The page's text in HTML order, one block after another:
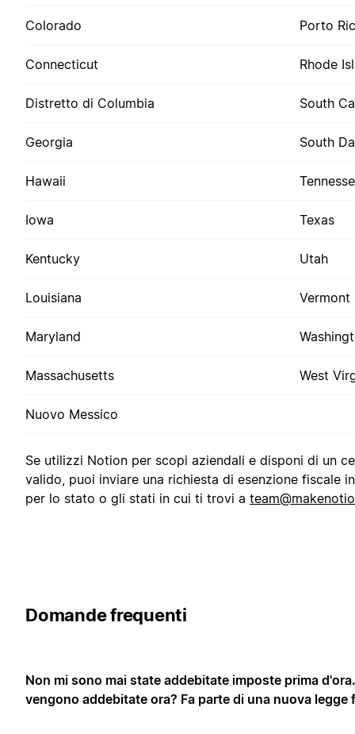
Colorado Porto
Connecticut Rhode
Distretto di Columbia South
Georgia South
Hawaii
Iowa Texas
Kentucky Utah
Louisiana Vermont
Maryland
Massachusetts West
Nuovo Messico
Se utilizzi Notion per scopi aziendali e disponi di un
valido, puoi inviare una richiesta di esenzione fiscale
per lo stato o gli stati in cui ti trovi a
Domande frequenti
Non mi sono mai state addebitate imposte prima
vengono addebitate ora? Fa parte di una nuova legge